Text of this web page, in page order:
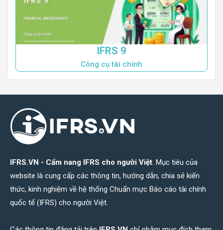
IFRS 9
Công cụ tài chính
IFRS.VN - Cẩm nang IFRS cho người Việt. Mục tiêu của
website là cung cấp các thông tin, hướng dẫn, chia sẻ kiến
thức, kinh nghiệm về hệ thống Chuẩn mực Báo cáo tài chính
quốc tế (IFRS) cho người Việt.